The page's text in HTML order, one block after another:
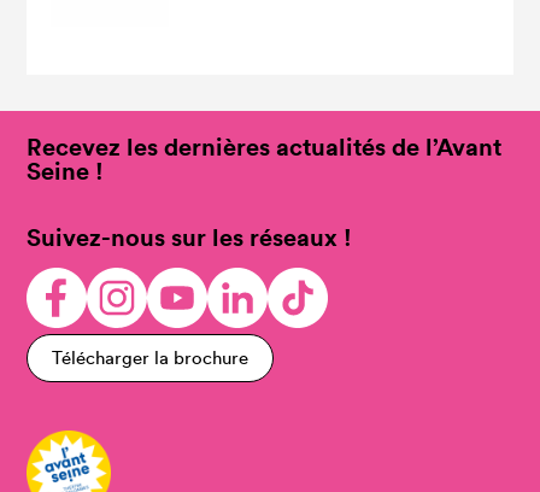
Recevez les dernières actualités de l’Avant
Seine !
Suivez-nous sur les réseaux !
Télécharger la brochure